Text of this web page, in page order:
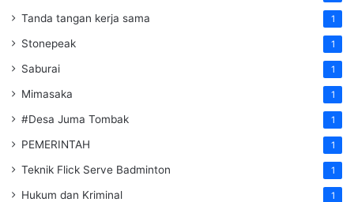
Tanda tangan kerja sama 1
Stonepeak 1
Saburai 1
Mimasaka 1
#Desa Juma Tombak 1
PEMERINTAH 1
Teknik Flick Serve Badminton 1
Hukum dan Kriminal 1